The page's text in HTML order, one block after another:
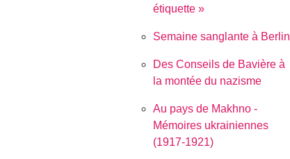
étiquette »
Semaine sanglante à Berlin
Des Conseils de Bavière à
la montée du nazisme
Au pays de Makhno -
Mémoires ukrainiennes
(1917-1921)